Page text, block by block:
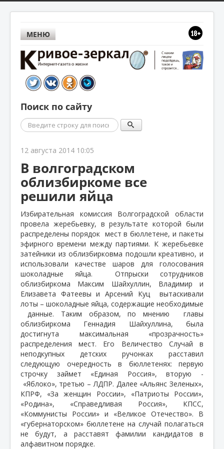
МЕНЮ
Поиск по сайту
Поиск
12 августа 2014 10:05
В волгоградском
облизбиркоме все
решили яйца
Избирательная комиссия Волгоградской области
провела жеребьевку, в результате которой были
распределены порядок мест в бюллетене, и пакеты
эфирного времени между партиями. К жеребьевке
затейники из облизбирковма подошли креативно, и
использовали качестве шаров для голосования
шоколадные яйца.
Отпрыски сотрудников
облизбиркома Максим Шайхуллин, Владимир и
Елизавета Фатеевы и Арсений Куц вытаскивали
лоты – шоколадные яйца, содержащие необходимые
данные. Таким образом, по мнению главы
облизбиркома Геннадия Шайхуллина, была
достигнута максимальная «прозрачность»
распределения мест. Его Величество Случай в
неподкупных детских ручонках расставил
следующую очередность в бюллетенях: первую
строчку займет «Единая Россия», вторую -
«Яблоко», третью – ЛДПР. Далее «Альянс Зеленых»,
КПРФ, «За женщин России», «Патриоты России»,
«Родина», «Справедливая Россия», КПСС,
«Коммунисты России» и «Великое Отечество». В
«губернаторском» бюллетене на случай полагаться
не будут, а расставят фамилии кандидатов в
алфавитном порядке.